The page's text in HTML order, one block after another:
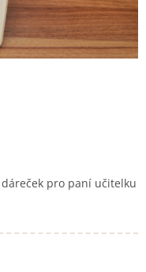
pro paní učitelku